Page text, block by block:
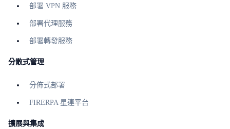
部署 VPN 服務
部署代理服務
部署轉發服務
分散式管理
分佈式部署
FIRERPA 星連平台
擴展與集成